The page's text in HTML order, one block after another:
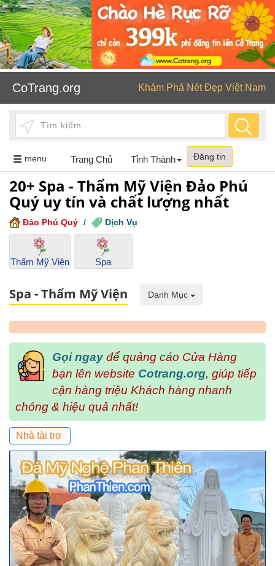
CoTrang.org Khám Phá Nét Đẹp Việt Nam
menu Toggle
navigation
Trang Chủ Tỉnh Thành Đăng tin
20+ Spa - Thẩm Mỹ Viện Đảo Phú
Quý uy tín và chất lượng nhất
Đảo Phú Quý / Dịch Vụ
Thẩm Mỹ Viện Spa
Spa - Thẩm Mỹ Viện Danh Mục
Gọi ngay để quảng cáo Cửa Hàng
bạn lên website Cotrang.org, giúp tiếp
cận hàng triệu Khách hàng nhanh
chóng & hiệu quả nhất!
Nhà tài trợ